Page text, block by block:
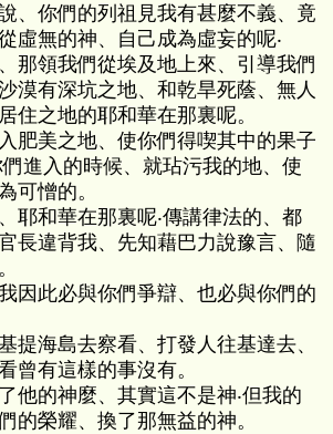
、你們的列祖見我有甚麼不義、竟
虛無的神、自己成為虛妄的呢‧
那領我們從埃及地上來、引導我們
漠有深坑之地、和乾旱死蔭、無人
住之地的耶和華在那裏呢。
肥美之地、使你們得喫其中的果子
們進入的時候、就玷污我的地、使
可憎的。
耶和華在那裏呢‧傳講律法的、都
長違背我、先知藉巴力說豫言、隨
因此必與你們爭辯、也必與你們的
提海島去察看、打發人往基達去、
曾有這樣的事沒有。
他的神麼、其實這不是神‧但我的
的榮耀、換了那無益的神。